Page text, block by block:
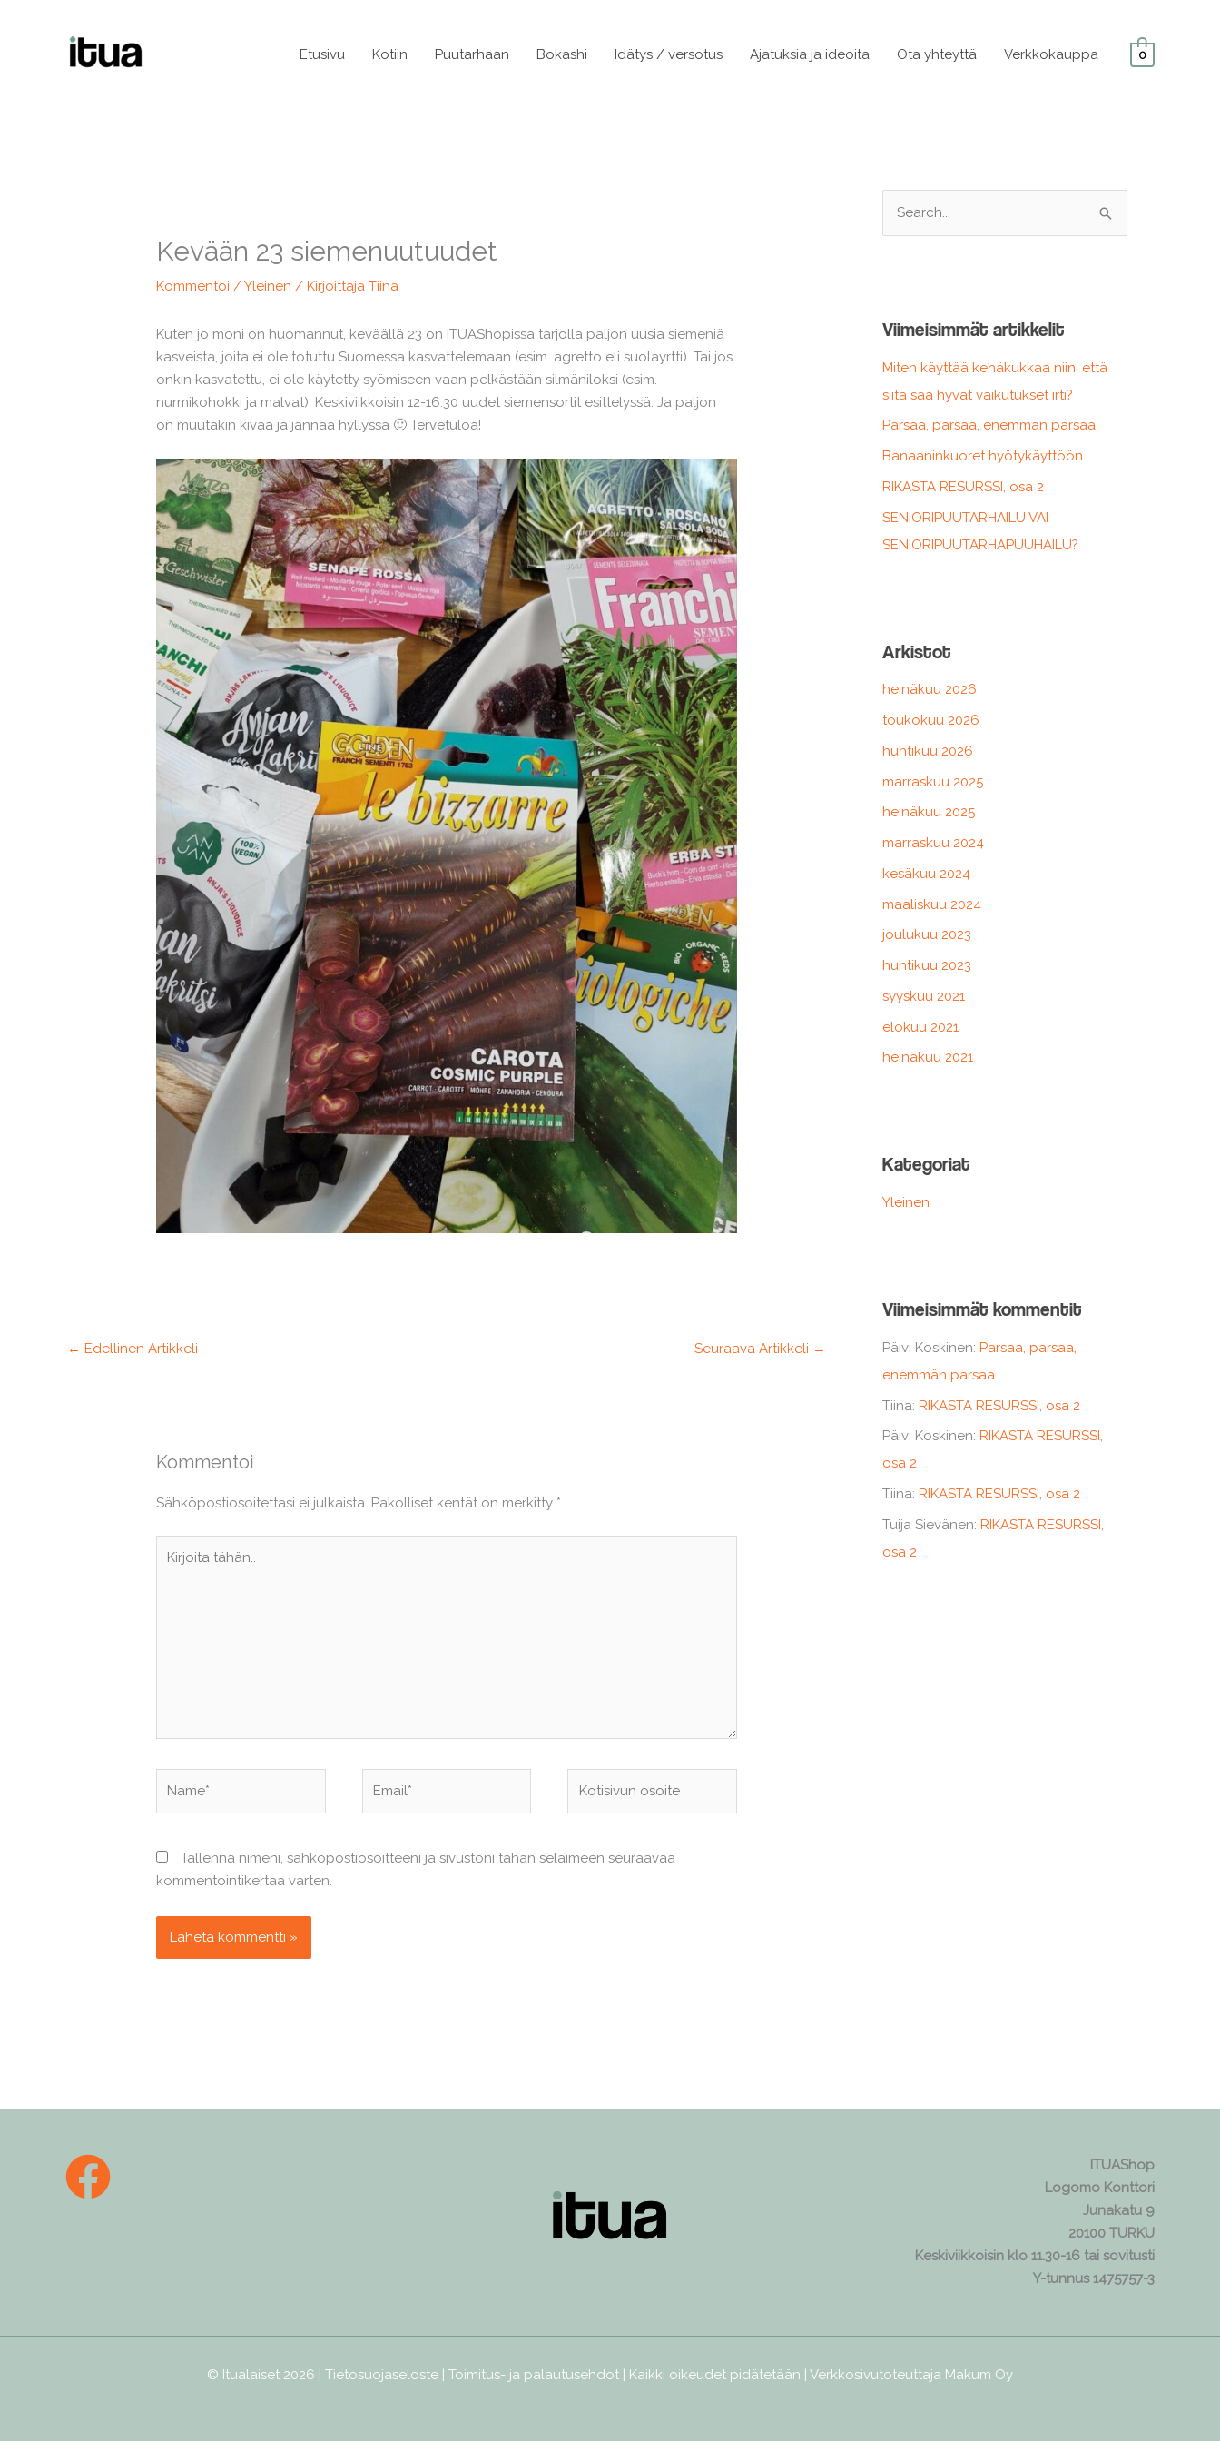
Etusivu
Kotiin Puutarhaan Bokashi Idätys / versotus Ajatuksia ja ideoita Ota yhteyttä Verkkokauppa 0
Kevään 23 siemenuutuudet
Kommentoi /Yleinen / KirjoittajaTiina
Kuten jo moni on huomannut, keväällä 23 on ITUAShopissa tarjolla paljon uusia siemeniä
kasveista, joita ei ole totuttu Suomessa kasvattelemaan (esim. agretto eli suolayrtti). Tai jos
onkin kasvatettu, ei ole käytetty syömiseen vaan pelkästään silmäniloksi (esim.
nurmikohokki ja malvat). Keskiviikkoisin 12-16:30 uudet siemensortit esittelyssä. Ja paljon
on muutakin kivaa ja jännää hyllyssä 🙂 Tervetuloa!
← Edellinen Artikkeli Seuraava Artikkeli →
Kommentoi
Sähköpostiosoitettasi ei julkaista. Pakolliset kentät on merkitty *
tähän..
Tallenna nimeni, sähköpostiosoitteeni ja sivustoni tähän selaimeen seuraavaa
kommentointikertaa varten.
h
f
o
r
:
Viimeisimmät artikkelit
Miten käyttää kehäkukkaa niin, että
siitä saa hyvät vaikutukset irti?
Parsaa, parsaa, enemmän parsaa
Banaaninkuoret hyötykäyttöön
RIKASTA RESURSSI, osa 2
SENIORIPUUTARHAILU VAI
SENIORIPUUTARHAPUUHAILU?
Arkistot
heinäkuu 2026
toukokuu 2026
huhtikuu 2026
marraskuu 2025
heinäkuu 2025
marraskuu 2024
kesäkuu 2024
maaliskuu 2024
joulukuu 2023
huhtikuu 2023
syyskuu 2021
elokuu 2021
heinäkuu 2021
Kategoriat
Yleinen
Viimeisimmät kommentit
Päivi Koskinen: Parsaa, parsaa,
enemmän parsaa
Tiina: RIKASTA RESURSSI, osa 2
Päivi Koskinen: RIKASTA RESURSSI,
osa 2
Tiina: RIKASTA RESURSSI, osa 2
Tuija Sievänen: RIKASTA RESURSSI,
osa 2
ITUAShop
Logomo Konttori
Junakatu 9
20100 TURKU
Keskiviikkoisin klo 11.30-16 tai sovitusti
Y-tunnus 1475757-3
© Itualaiset 2026 | Tietosuojaseloste | Toimitus- ja palautusehdot | Kaikki oikeudet pidätetään | Verkkosivutoteuttaja Makum Oy